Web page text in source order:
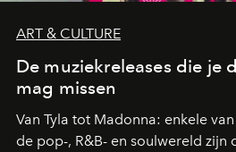
ART & CULTURE
De muziekreleases die je
mag missen
Van Tyla tot Madonna: enkele
de pop-, R&B- en soulwereld zijn